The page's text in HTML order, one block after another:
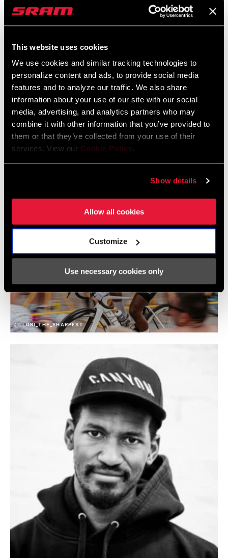
This website uses cookies
We use cookies and similar tracking technologies to
personalize content and ads, to provide social media
features and to analyze our traffic. We also share
information about your use of our site with our social
media, advertising, and analytics partners who may
combine it with other information that you’ve provided to
them or that they’ve collected from your use of their
services. View our Cookie Policy.
Show details
Allow all cookies
Customize
Use necessary cookies only
@LLORI_THE_SHARPEST